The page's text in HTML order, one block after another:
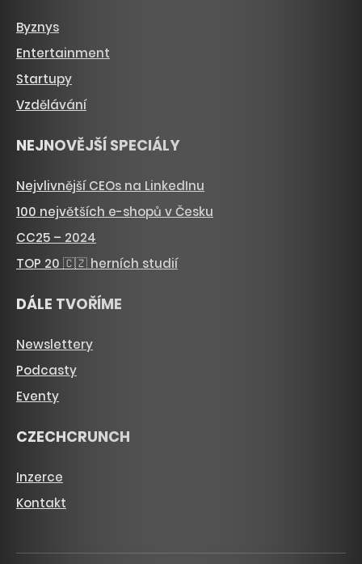
Byznys
Entertainment
Startupy
Vzdělávání
NEJNOVĚJŠÍ SPECIÁLY
Nejvlivnější CEOs na LinkedInu
100 největších e-shopů v Česku
CC25 – 2024
TOP 20 🇨🇿 herních studií
DÁLE TVOŘÍME
Newslettery
Podcasty
Eventy
CZECHCRUNCH
Inzerce
Kontakt